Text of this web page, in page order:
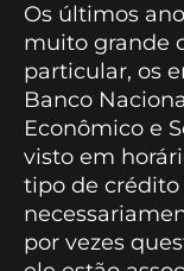
Os últimos
muito grande
particular, os
Banco
Econômico e
visto em
tipo de crédito
por vezes